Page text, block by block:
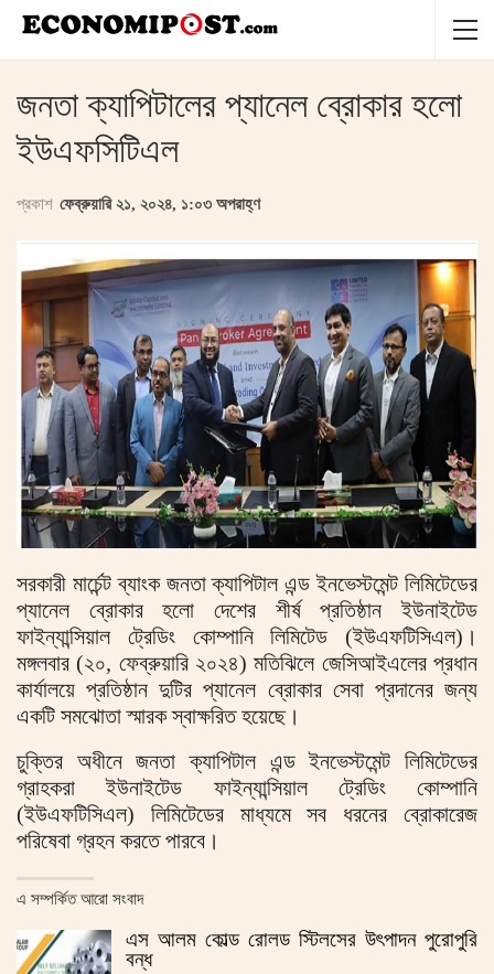
জনতা ক্যাপিটালের প্যানেল ব্রোকার হলো
ইউএফসিটিএল
প্রকাশ ফেব্রুয়ারি ২১, ২০২৪, ১:০৩ অপরাহ্ণ
সরকারী মার্চেন্ট ব্যাংক জনতা ক্যাপিটাল এন্ড ইনভেস্টমেন্ট লিমিটেডের
প্যানেল ব্রোকার হলো দেশের শীর্ষ প্রতিষ্ঠান ইউনাইটেড
ফাইন্যান্সিয়াল ট্রেডিং কোম্পানি লিমিটেড (ইউএফটিসিএল)।
মঙ্গলবার (২০, ফেব্রুয়ারি ২০২৪) মতিঝিলে জেসিআইএলের প্রধান
কার্যালয়ে প্রতিষ্ঠান দুটির প্যানেল ব্রোকার সেবা প্রদানের জন্য
একটি সমঝোতা স্মারক স্বাক্ষরিত হয়েছে।
চুক্তির অধীনে জনতা ক্যাপিটাল এন্ড ইনভেস্টমেন্ট লিমিটেডের
গ্রাহকরা ইউনাইটেড ফাইন্যান্সিয়াল ট্রেডিং কোম্পানি
(ইউএফটিসিএল) লিমিটেডের মাধ্যমে সব ধরনের ব্রোকারেজ
পরিষেবা গ্রহন করতে পারবে।
এ সম্পর্কিত আরো সংবাদ
এস আলম কোল্ড রোলড স্টিলসের উৎপাদন পুরোপুরি
বন্ধ